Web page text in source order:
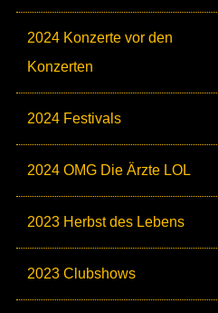
2024 Konzerte vor den
Konzerten
2024 Festivals
2024 OMG Die Ärzte LOL
2023 Herbst des Lebens
2023 Clubshows